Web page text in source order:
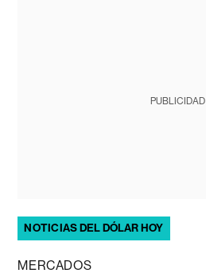
PUBLICIDAD
NOTICIAS DEL DÓLAR HOY
MERCADOS